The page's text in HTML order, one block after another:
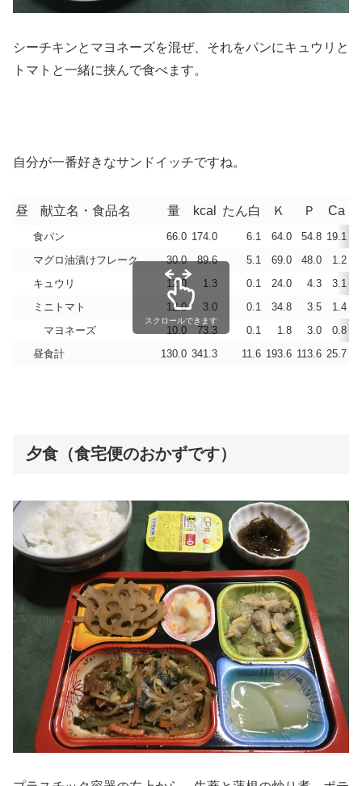
シーチキンとマヨネーズを混ぜ、それをパンにキュウリと
トマトと一緒に挟んで食べます。
自分が一番好きなサンドイッチですね。
昼 献立名・食品名 量 kcal たん白 Ｋ Ｐ Ca
食パン 66.0 174.0 6.1 64.0 54.8 19.1
マグロ油漬けフレーク
30.0 89.6 5.1 69.0 48.0 1.2
キュウリ
12.0 1.3 0.1 24.0 4.3 3.1
ミニトマト
12.0 3.0 0.1 34.8 3.5 1.4
マヨネーズ
10.0 73.3 0.1 1.8 3.0 0.8
昼食計
130.0 341.3 11.6 193.6 113.6 25.7
スクロールできます
夕食（食宅便のおかずです）